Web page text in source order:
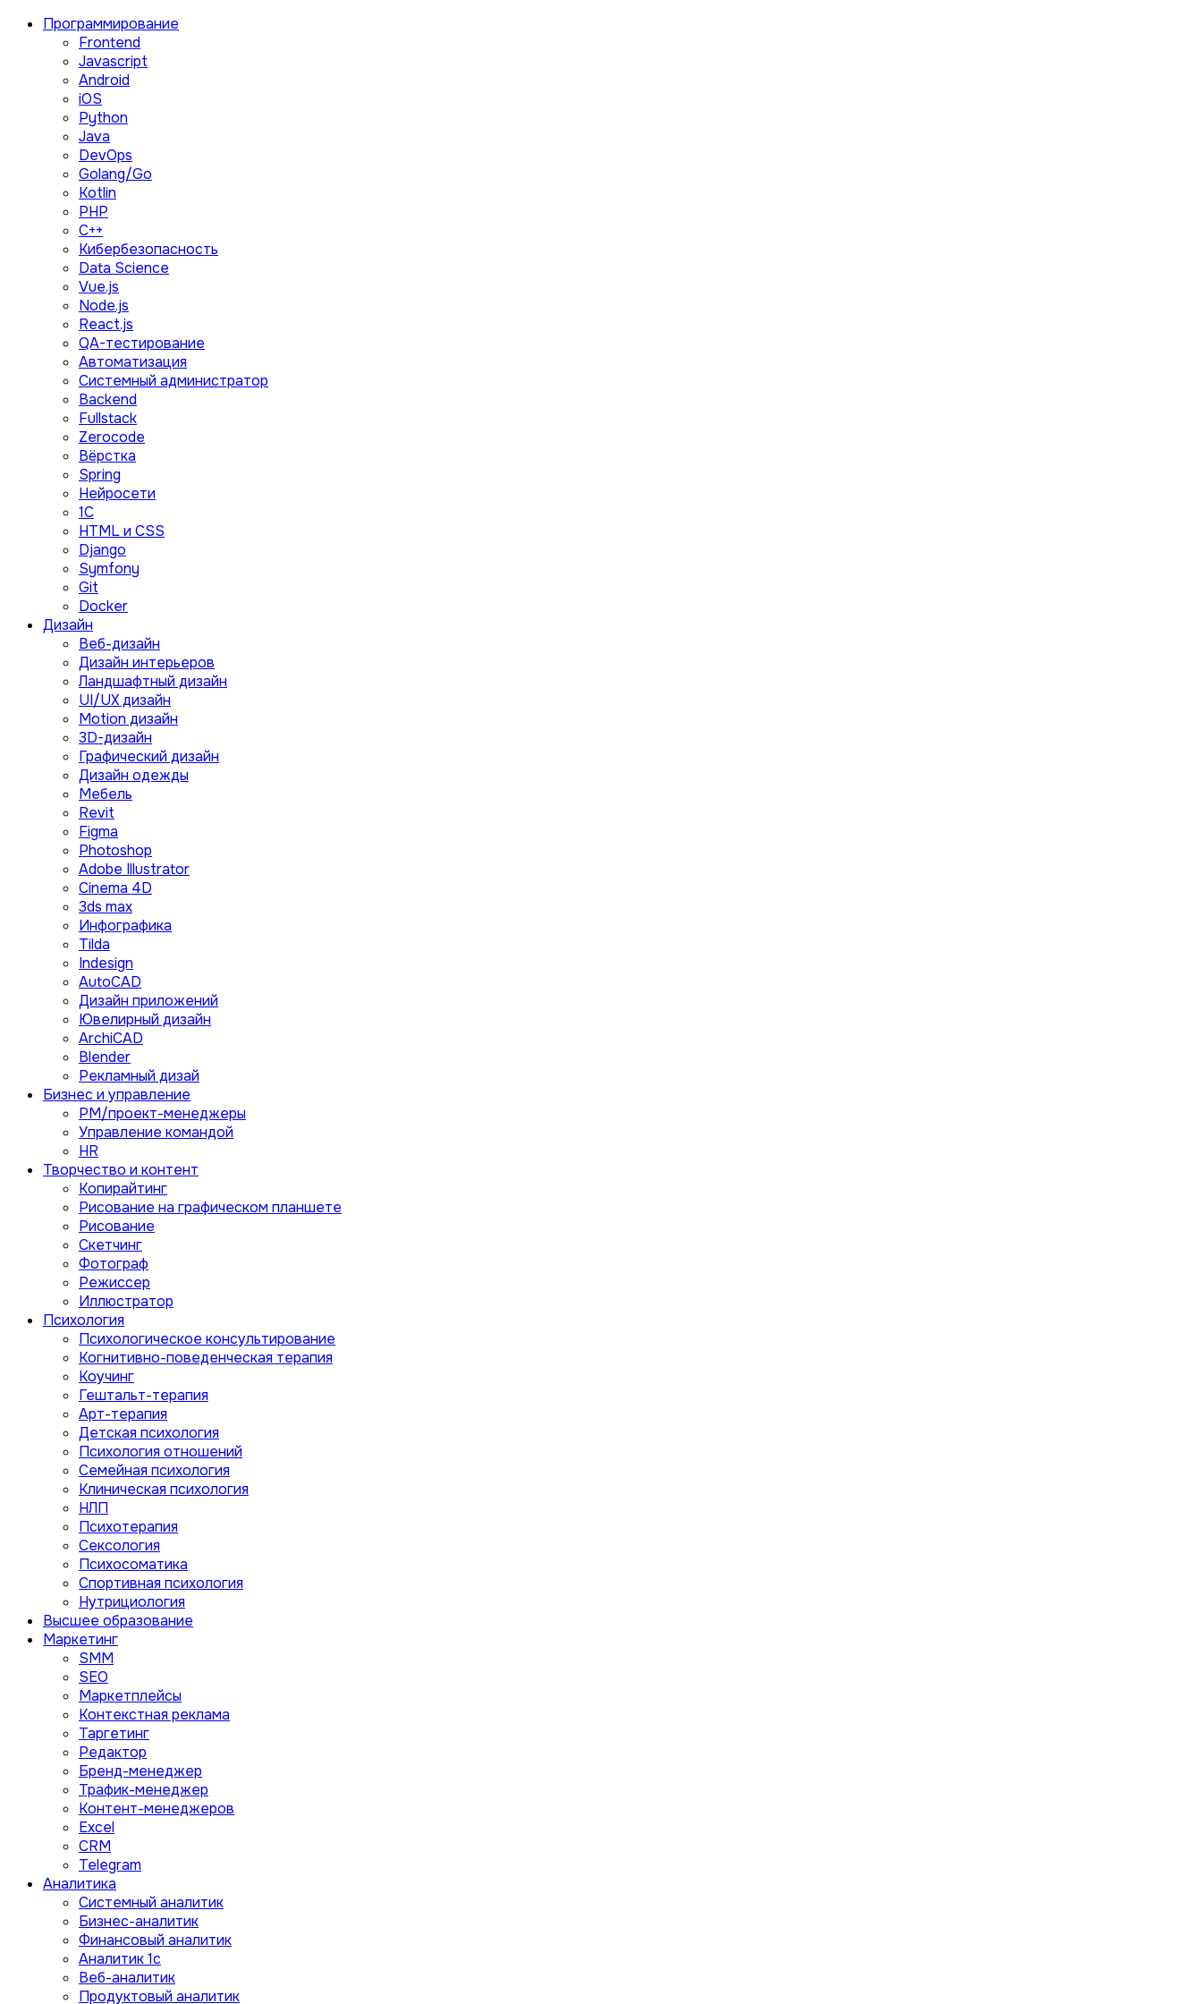
Программирование
Frontend
Javascript
Android
iOS
Python
Java
DevOps
Golang/Go
Kotlin
PHP
C++
Кибербезопасность
Data Science
Vue.js
Node.js
React.js
QA-тестирование
Автоматизация
Системный администратор
Backend
Fullstack
Zerocode
Вёрстка
Spring
Нейросети
1C
HTML и CSS
Django
Symfony
Git
Docker
Дизайн
Веб-дизайн
Дизайн интерьеров
Ландшафтный дизайн
UI/UX дизайн
Motion дизайн
3D-дизайн
Графический дизайн
Дизайн одежды
Мебель
Revit
Figma
Photoshop
Adobe Illustrator
Сinema 4D
3ds max
Инфографика
Tilda
Indesign
AutoCAD
Дизайн приложений
Ювелирный дизайн
ArchiCAD
Blender
Рекламный дизай
Бизнес и управление
PM/проект-менеджеры
Управление командой
HR
Творчество и контент
Копирайтинг
Рисование на графическом планшете
Рисование
Скетчинг
Фотограф
Режиссер
Иллюстратор
Психология
Психологическое консультирование
Когнитивно-поведенческая терапия
Коучинг
Гештальт-терапия
Арт-терапия
Детская психология
Психология отношений
Семейная психология
Клиническая психология
НЛП
Психотерапия
Сексология
Психосоматика
Спортивная психология
Нутрициология
Высшее образование
Маркетинг
SMM
SEO
Маркетплейсы
Контекстная реклама
Таргетинг
Редактор
Бренд-менеджер
Трафик-менеджер
Контент-менеджеров
Excel
CRM
Telegram
Аналитика
Системный аналитик
Бизнес-аналитик
Финансовый аналитик
Aналитик 1с
Веб-аналитик
Продуктовый аналитик